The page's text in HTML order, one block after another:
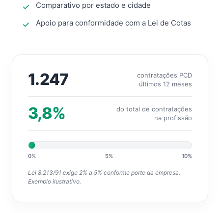
Comparativo por estado e cidade
Apoio para conformidade com a Lei de Cotas
1.247
contratações PCD
últimos 12 meses
3,8%
do total de contratações
na profissão
0% 5% 10%
Lei 8.213/91 exige 2% a 5% conforme porte da empresa.
Exemplo ilustrativo.